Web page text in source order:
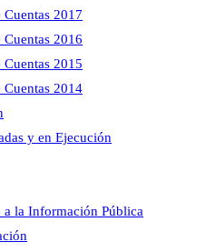
2017
2016
2015
2014
y en Ejecución
a la Información Pública